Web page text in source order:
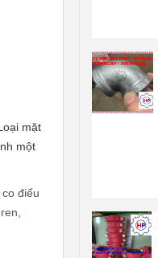
mặt
một
điếu